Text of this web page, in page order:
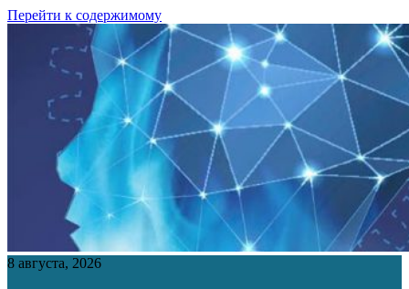
Перейти к содержимому
8 августа, 2026